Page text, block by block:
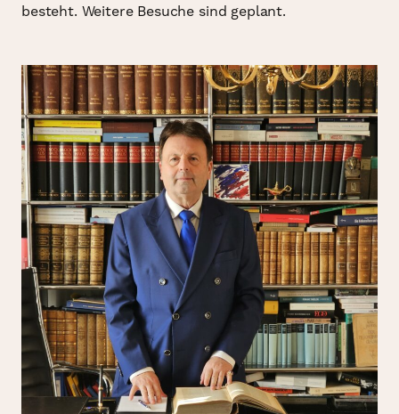
besteht. Weitere Besuche sind geplant.